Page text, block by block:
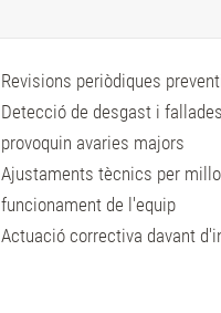
Revisions periòdiques
Detecció de desgast i
provoquin avaries majors
Ajustaments tècnics per
funcionament de l'equip
Actuació correctiva davant